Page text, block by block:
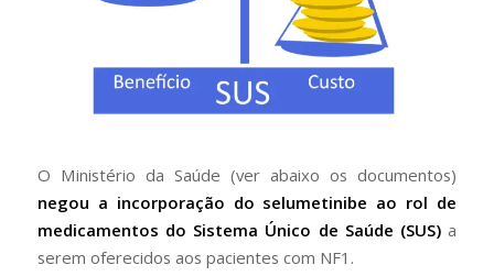
O Ministério da Saúde (ver abaixo os documentos)
negou a incorporação do selumetinibe ao rol de
medicamentos do Sistema Único de Saúde (SUS) a
serem oferecidos aos pacientes com NF1.